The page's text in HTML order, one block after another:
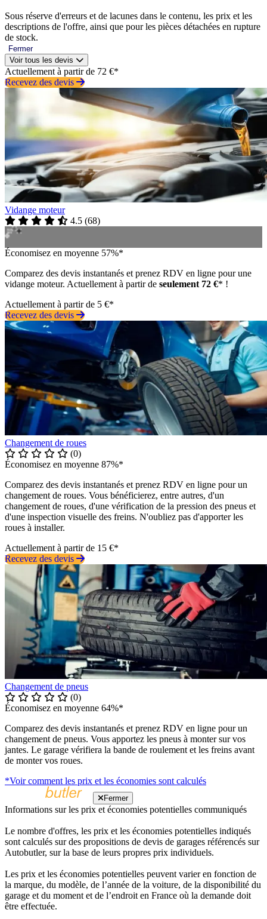
Sous réserve d'erreurs et de lacunes dans le contenu, les prix et les
descriptions de l'offre, ainsi que pour les pièces détachées en rupture
de stock.
Fermer
Voir tous les devis
Actuellement à partir de 72 €*
Recevez des devis
Vidange moteur
4.5 (68)
Économisez en moyenne 57%*
Comparez des devis instantanés et prenez RDV en ligne pour une
vidange moteur. Actuellement à partir de seulement 72 €* !
Actuellement à partir de 5 €*
Recevez des devis
Changement de roues
(0)
Économisez en moyenne 87%*
Comparez des devis instantanés et prenez RDV en ligne pour un
changement de roues. Vous bénéficierez, entre autres, d'un
changement de roues, d'une vérification de la pression des pneus et
d'une inspection visuelle des freins. N'oubliez pas d'apporter les
roues à installer.
Actuellement à partir de 15 €*
Recevez des devis
Changement de pneus
(0)
Économisez en moyenne 64%*
Comparez des devis instantanés et prenez RDV en ligne pour un
changement de pneus. Vous apportez les pneus à monter sur vos
jantes. Le garage vérifiera la bande de roulement et les freins avant
de monter vos roues.
*Voir comment les prix et les économies sont calculés
Fermer
Informations sur les prix et économies potentielles communiqués
Le nombre d'offres, les prix et les économies potentielles indiqués
sont calculés sur des propositions de devis de garages référencés sur
Autobutler, sur la base de leurs propres prix individuels.
Les prix et les économies potentielles peuvent varier en fonction de
la marque, du modèle, de l’année de la voiture, de la disponibilité du
garage et du moment et de l’endroit en France où la demande doit
être effectuée.